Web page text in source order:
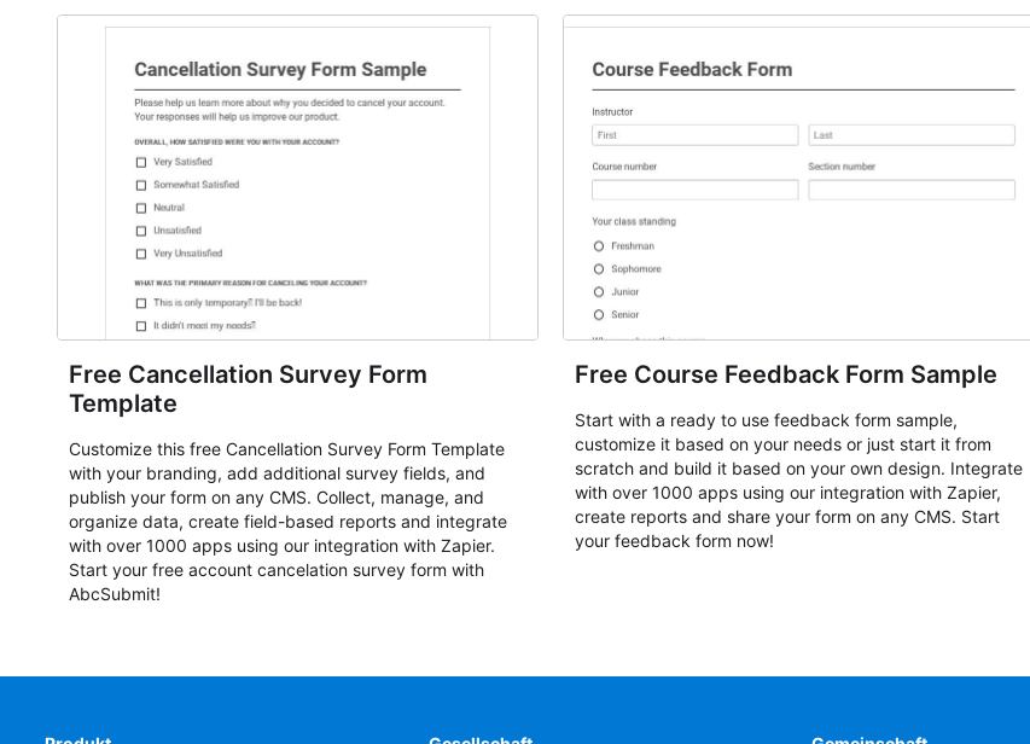
and participant management. The form is suitable for
student enrollment, volunteer registration, business event
intake, and membership participation. It helps keep
responses standardized so organizers can evaluate
registration records over time.
Free Cancellation Survey Form
Template
Customize this free Cancellation Survey Form Template
with your branding, add additional survey fields, and
publish your form on any CMS. Collect, manage, and
organize data, create field-based reports and integrate
with over 1000 apps using our integration with Zapier.
Start your free account cancelation survey form with
AbcSubmit!
Free Course Feedback Form Sample
Start with a ready to use feedback form sample,
customize it based on your needs or just start it from
scratch and build it based on your own design. Integrate
with over 1000 apps using our integration with Zapier,
create reports and share your form on any CMS. Start
your feedback form now!